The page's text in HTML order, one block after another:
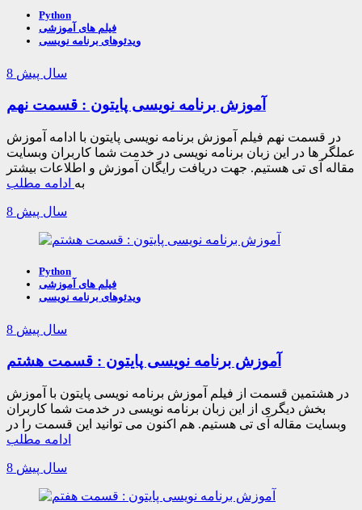
Python
فیلم های آموزشی
ویدئوهای برنامه نویسی
8 سال پیش
آموزش برنامه نویسی پایتون : قسمت نهم
در قسمت نهم فیلم آموزش برنامه نویسی پایتون با ادامه آموزش
عملگر ها در این زبان برنامه نویسی در خدمت شما کاربران وبسایت
مقاله آی تی هستیم. جهت دریافت رایگان آموزش و اطلاعات بیشتر
به ادامه مطلب
8 سال پیش
Python
فیلم های آموزشی
ویدئوهای برنامه نویسی
8 سال پیش
آموزش برنامه نویسی پایتون : قسمت هشتم
در هشتمین قسمت از فیلم آموزش برنامه نویسی پایتون با آموزش
بخش دیگری از این زبان برنامه نویسی در خدمت شما کاربران
وبسایت مقاله آی تی هستیم. هم اکنون می توانید این قسمت را در
ادامه مطلب
8 سال پیش